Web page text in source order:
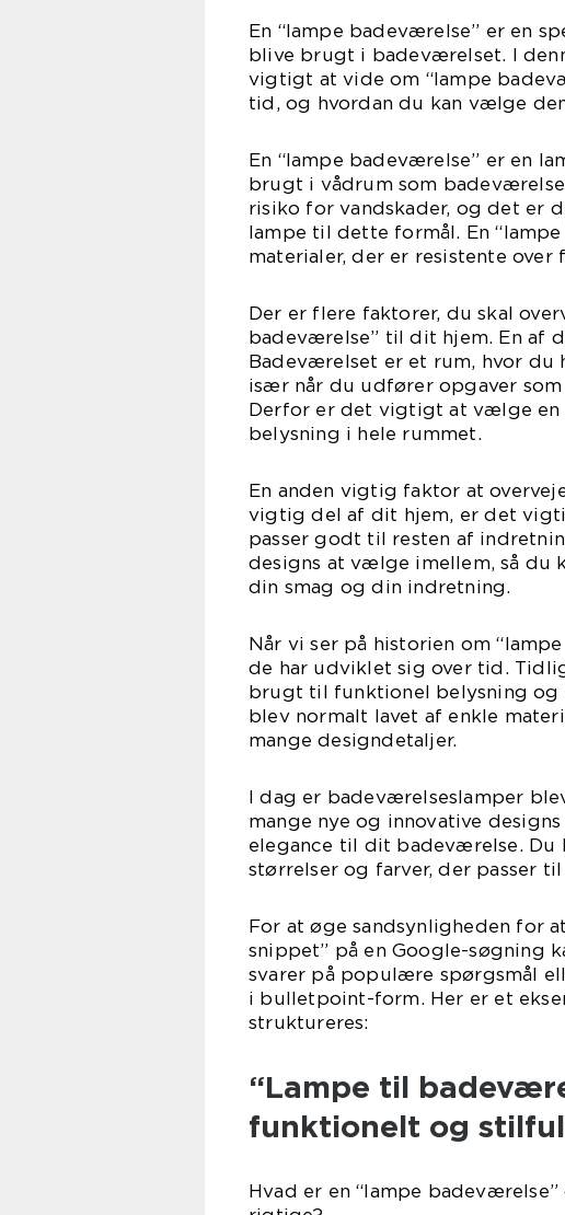
En “lampe badeværelse” er en
blive brugt i badeværelset. I
vigtigt at vide om “lampe
tid, og hvordan du kan vælge
En “lampe badeværelse” er en
brugt i vådrum som
risiko for vandskader, og det
lampe til dette formål. En
materialer, der er resistente
Der er flere faktorer, du skal
badeværelse” til dit hjem. En af
Badeværelset er et rum, hvor
især når du udfører opgaver
Derfor er det vigtigt at vælge
belysning i hele rummet.
En anden vigtig faktor at
vigtig del af dit hjem, er det
passer godt til resten af
designs at vælge imellem, så du
din smag og din indretning.
Når vi ser på historien om
de har udviklet sig over tid.
brugt til funktionel belysning
blev normalt lavet af enkle
mange designdetaljer.
I dag er badeværelseslamper
mange nye og innovative
elegance til dit badeværelse. Du
størrelser og farver, der passer
For at øge sandsynligheden for
snippet” på en Google-søgning
svarer på populære spørgsmål
i bulletpoint-form. Her er et
struktureres:
“Lampe til
funktionelt og
Hvad er en “lampe